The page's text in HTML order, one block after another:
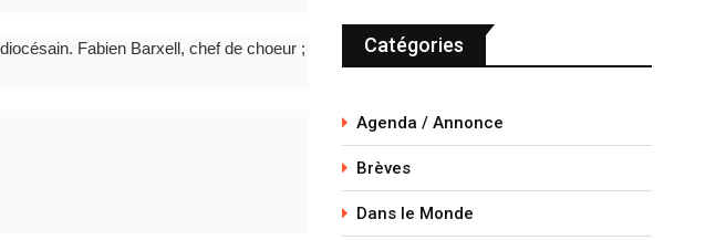
Fabien Barxell, chef de choeur ;
Catégories
Agenda / Annonce
Brèves
Dans le Monde